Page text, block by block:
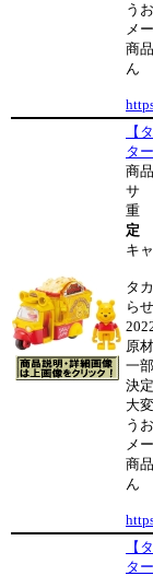
う
メ
商
ん
【
タ
商
サ
重
定
キ
タ
らせ
原
一
決
大
う
メ
商
ん
【
タ